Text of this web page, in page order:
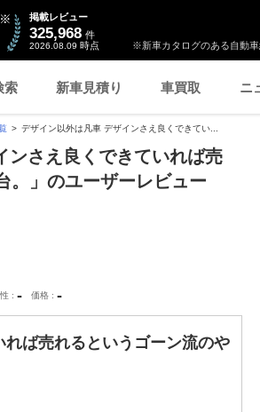
※新車カタログのある自動車
掲載レビュー
325,968 件
2026.08.09 時点
索 新車見積り 車買取 ニ
デザイン以外は凡車 デザインさえ良くできてい...
ンさえ良くできていれば売
。」のユーザーレビュー
- 価格 -
ば売れるというゴーン流のや